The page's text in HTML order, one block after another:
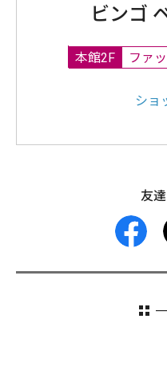
ビンゴ
本館2F ファ
ショ
友